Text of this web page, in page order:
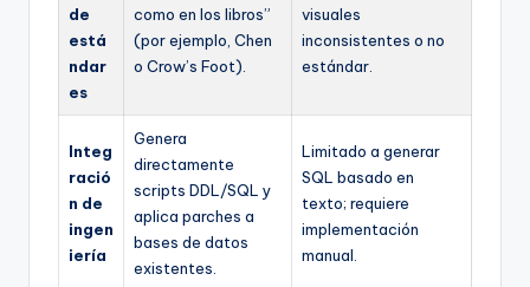
de
está
ndar
es
como en los libros”
(por ejemplo, Chen
o Crow’s Foot).
visuales
inconsistentes o no
estándar.
Integ
ració
n de
ingen
iería
Genera
directamente
scripts DDL/SQL y
aplica parches a
bases de datos
existentes.
Limitado a generar
SQL basado en
texto; requiere
implementación
manual.